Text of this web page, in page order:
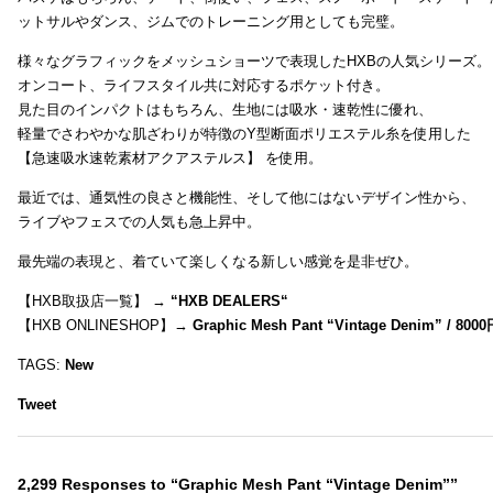
ットサルやダンス、ジムでのトレーニング用としても完璧。
様々なグラフィックをメッシュショーツで表現したHXBの人気シリーズ。
オンコート、ライフスタイル共に対応するポケット付き。
見た目のインパクトはもちろん、生地には吸水・速乾性に優れ、
軽量でさわやかな肌ざわりが特徴のY型断面ポリエステル糸を使用した
【急速吸水速乾素材アクアステルス】 を使用。
最近では、通気性の良さと機能性、そして他にはないデザイン性から、
ライブやフェスでの人気も急上昇中。
最先端の表現と、着ていて楽しくなる新しい感覚を是非ぜひ。
【HXB取扱店一覧】 → “HXB DEALERS“
【HXB ONLINESHOP】→ Graphic Mesh Pant “Vintage Denim” / 8000
TAGS: New
Tweet
2,299 Responses to “Graphic Mesh Pant “Vintage Denim””